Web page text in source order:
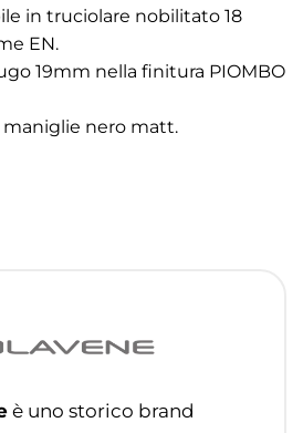
in truciolare nobilitato 18
EN.
19mm nella finitura PIOMBO
nero matt.
è uno storico brand